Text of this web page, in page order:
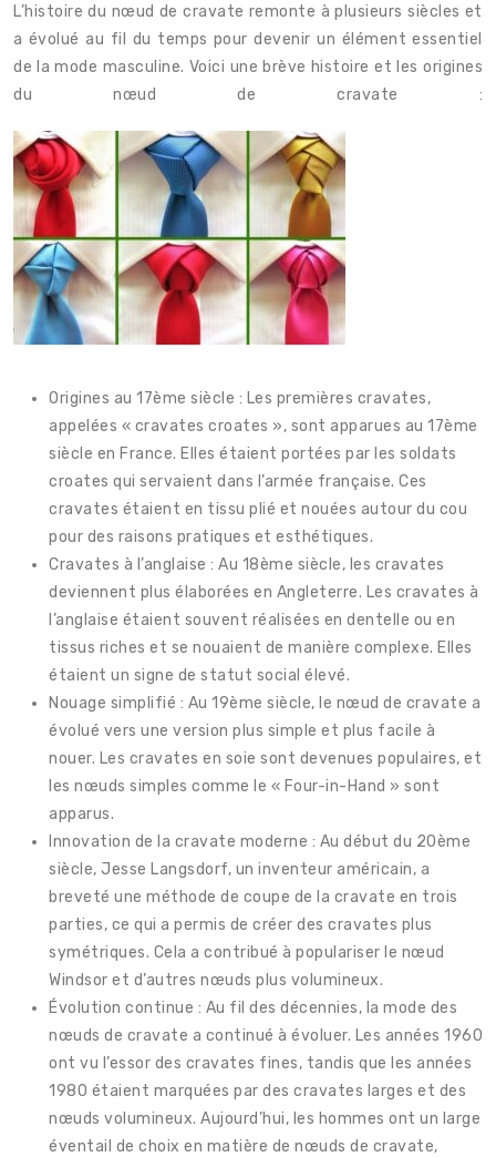
L’histoire du nœud de cravate remonte à plusieurs siècles et
a évolué au fil du temps pour devenir un élément essentiel
de la mode masculine. Voici une brève histoire et les origines
du nœud de cravate :
Origines au 17ème siècle : Les premières cravates,
appelées « cravates croates », sont apparues au 17ème
siècle en France. Elles étaient portées par les soldats
croates qui servaient dans l’armée française. Ces
cravates étaient en tissu plié et nouées autour du cou
pour des raisons pratiques et esthétiques.
Cravates à l’anglaise : Au 18ème siècle, les cravates
deviennent plus élaborées en Angleterre. Les cravates à
l’anglaise étaient souvent réalisées en dentelle ou en
tissus riches et se nouaient de manière complexe. Elles
étaient un signe de statut social élevé.
Nouage simplifié : Au 19ème siècle, le nœud de cravate a
évolué vers une version plus simple et plus facile à
nouer. Les cravates en soie sont devenues populaires, et
les nœuds simples comme le « Four-in-Hand » sont
apparus.
Innovation de la cravate moderne : Au début du 20ème
siècle, Jesse Langsdorf, un inventeur américain, a
breveté une méthode de coupe de la cravate en trois
parties, ce qui a permis de créer des cravates plus
symétriques. Cela a contribué à populariser le nœud
Windsor et d’autres nœuds plus volumineux.
Évolution continue : Au fil des décennies, la mode des
nœuds de cravate a continué à évoluer. Les années 1960
ont vu l’essor des cravates fines, tandis que les années
1980 étaient marquées par des cravates larges et des
nœuds volumineux. Aujourd’hui, les hommes ont un large
éventail de choix en matière de nœuds de cravate,